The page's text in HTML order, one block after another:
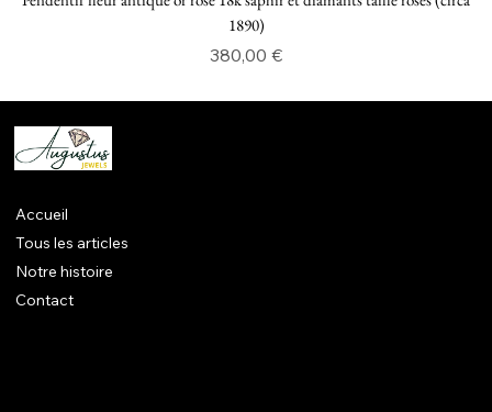
1890)
Prix
380,00 €
Accueil
Tous les articles
Notre histoire
Contact